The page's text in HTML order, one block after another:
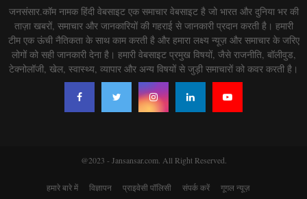
जनसंसार.कॉम नामक हिंदी वेबसाइट एक समाचार वेबसाइट है जो भारत और दुनिया भर की
ताज़ा खबरों, समाचार और जानकारियों की गहराई से जानकारी प्रदान करती है। हमारी
टीम एक ऊंची नैतिकता के साथ काम करती है और हमारा लक्ष्य न्यूज़ और समाचार के जरिए
लोगों को सही जानकारी देना है। हमारी वेबसाइट प्रमुख विषयों, जैसे राजनीति, बॉलीवुड,
टेक्नोलॉजी, खेल, स्वास्थ्य, व्यापार और अन्य विषयों से जुड़ी समाचारों को कवर करती है।
@2023 - Jansansar.com. All Right Reserved.
हमारे बारे में विज्ञापन प्राइवेसी पॉलिसी संपर्क करें गूगल न्यूज़